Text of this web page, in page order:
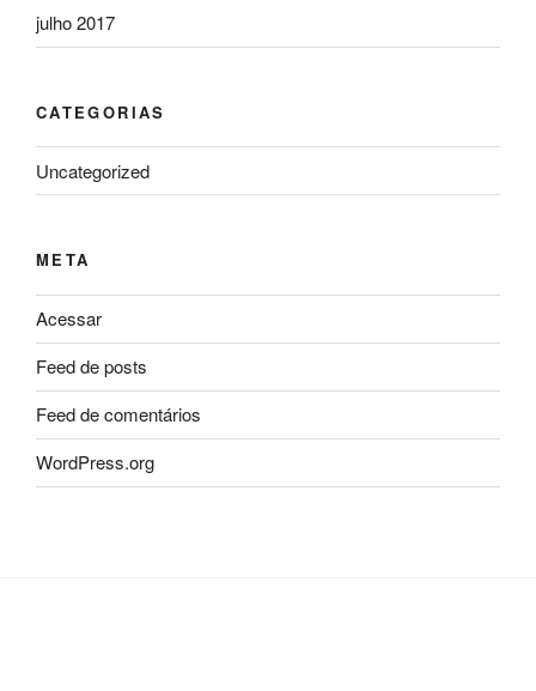
julho 2017
CATEGORIAS
Uncategorized
META
Acessar
Feed de posts
Feed de comentários
WordPress.org